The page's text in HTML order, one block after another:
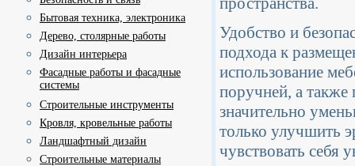
Бытовая техника, электроника
Дерево, столярные работы
Дизайн интерьера
Фасадные работы и фасадные
системы
Строительные инструменты
Кровля, кровельные работы
Ландшафтный дизайн
Строительные материалы
Удобство и
подхода к
использование
поручней, а
значительно
только улучшить
чувствовать себя